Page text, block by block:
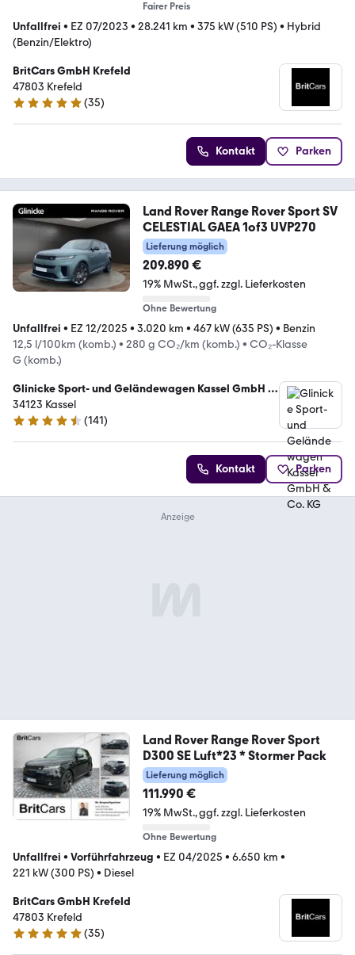
Fairer Preis
Unfallfrei • EZ 07/2023 • 28.241 km • 375 kW (510 PS) • Hybrid
(Benzin/Elektro)
BritCars GmbH Krefeld
47803 Krefeld
4.8 Sterne
(35)
Kontakt Parken
Land Rover Range Rover Sport SV
CELESTIAL GAEA 1of3 UVP270
Lieferung möglich
209.890 €
19% MwSt. ggf. zzgl. Lieferkosten
Ohne Bewertung
Unfallfrei • EZ 12/2025 • 3.020 km • 467 kW (635 PS) • Benzin
12,5 l/100km (komb.) • 280 g CO₂/km (komb.) • CO₂-Klasse
G (komb.)
Glinicke Sport- und Geländewagen Kassel GmbH &
Co. KG
34123 Kassel
4.7 Sterne
(141)
Kontakt Parken
Land Rover Range Rover Sport
D300 SE Luft*23 * Stormer Pack
Lieferung möglich
111.990 €
19% MwSt. ggf. zzgl. Lieferkosten
Ohne Bewertung
Unfallfrei • Vorführfahrzeug • EZ 04/2025 • 6.650 km •
221 kW (300 PS) • Diesel
BritCars GmbH Krefeld
47803 Krefeld
4.8 Sterne
(35)